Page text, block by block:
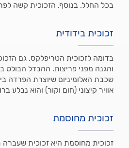
בכל החלל. בנוסף, הזכוכית קשה
זכוכית בידודית
בדומה לזכוכית הטריפלקס, גם
והגנה מפני פריצות. ההבדל הבולט
שכבת האלומיניום שיוצרת הפרדה
אוויר קיצוני (חום וקור) והוא נבלע
זכוכית מחוסמת
זכוכית מחוסמת היא זכוכית